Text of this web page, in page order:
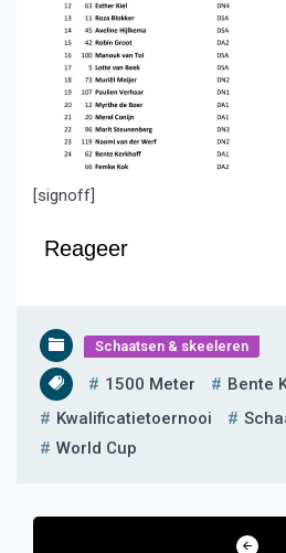
[signoff]
Reageer
Schaatsen & skeeleren
1500 Meter Bente
Kwalificatietoernooi
World Cup
Bericht